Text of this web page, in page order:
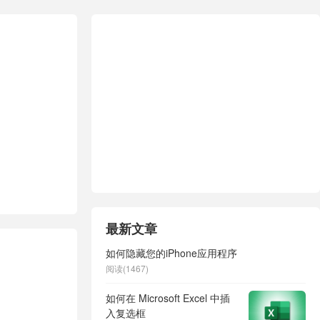
最新文章
如何隐藏您的iPhone应用程序
阅读(1467)
如何在 Microsoft Excel 中插
入复选框